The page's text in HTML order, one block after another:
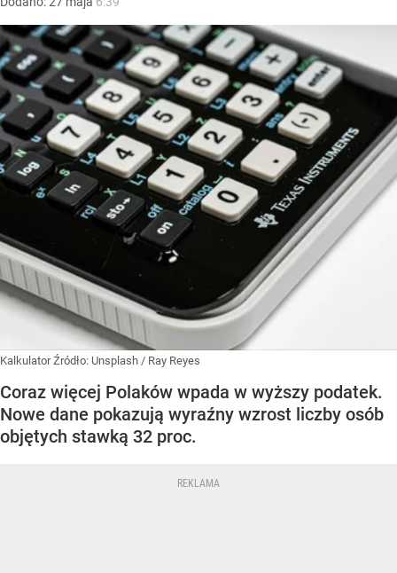
KalkulatorŹródło: Unsplash / Ray Reyes
Coraz więcej Polaków wpada w wyższy podatek.
Nowe dane pokazują wyraźny wzrost liczby osób
objętych stawką 32 proc.